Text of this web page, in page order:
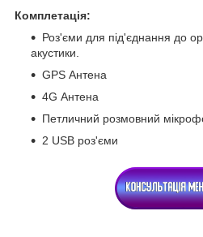
Комплетація:
Роз'єми для під'єднання до
акустики.
GPS Антена
4G Антена
Петличний розмовний
2 USB роз'єми